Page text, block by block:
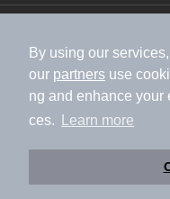
By using our
our partners use
ng and enhance your
ces.
Learn more
加盟店募集（資
利用規約
ライ
特定商取引法に
運営会社